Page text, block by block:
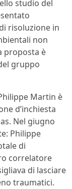
studio del
risoluzione in
non
proposta è
gruppo
Martin è
d’inchiesta
Nel giugno
Philippe
di
correlatore
di lasciare
traumatici.